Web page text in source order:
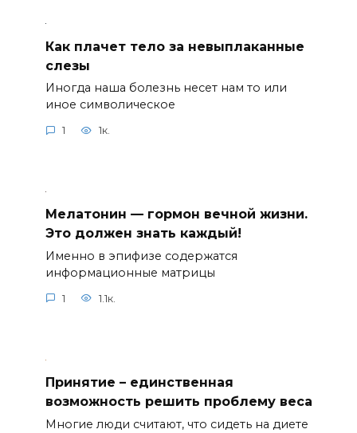
Как плачет тело за невыплаканные
слезы
Иногда наша болезнь несет нам то или
иное символическое
1 1к.
Мелатонин — гормон вечной жизни.
Это должен знать каждый!
Именно в эпифизе содержатся
информационные матрицы
1 1.1к.
Принятие – единственная
возможность решить проблему веса
Многие люди считают, что сидеть на диете